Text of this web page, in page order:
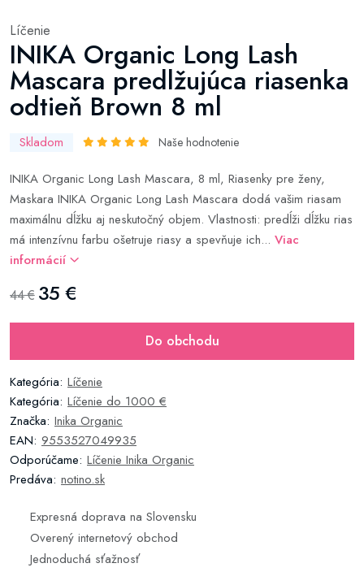
Líčenie
INIKA Organic Long Lash
Mascara predlžujúca riasenka
odtieň Brown 8 ml
Skladom Naše hodnotenie
INIKA Organic Long Lash Mascara, 8 ml, Riasenky pre ženy,
Maskara INIKA Organic Long Lash Mascara dodá vašim riasam
maximálnu dĺžku aj neskutočný objem. Vlastnosti: predĺži dĺžku rias
má intenzívnu farbu ošetruje riasy a spevňuje ich... Viac
informácií
44 € 35 €
Do obchodu
Kategória: Líčenie
Kategória: Líčenie do 1000 €
Značka: Inika Organic
EAN: 9553527049935
Odporúčame: Líčenie Inika Organic
Predáva: notino.sk
Expresná doprava na Slovensku
Overený internetový obchod
Jednoduchá sťažnosť